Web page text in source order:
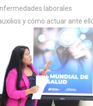
laborales
y cómo actuar ante